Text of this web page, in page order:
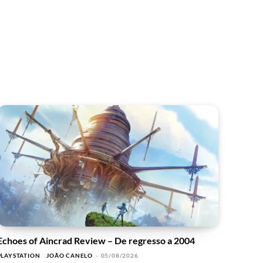
of Aincrad Review – De regresso a 2004
JOÃO CANELO - 05/08/2026